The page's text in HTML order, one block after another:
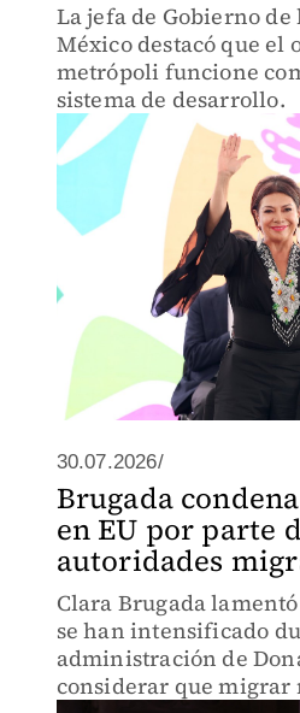
La jefa de Gobierno de
México destacó que el
metrópoli funcione
sistema de desarrollo.
30.07.2026/
Brugada
en EU por parte
autoridades
Clara Brugada
se han intensificado
administración de
considerar que migrar